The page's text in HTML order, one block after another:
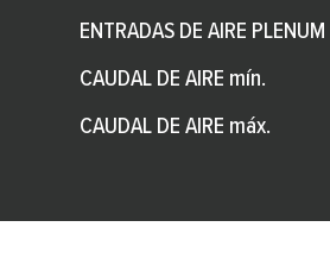
ENTRADAS DE AIRE PLENUM
CAUDAL DE AIRE mín.
CAUDAL DE AIRE máx.